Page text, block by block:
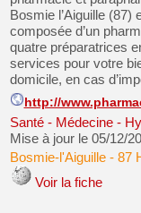
Bosmie l’Aiguille (87)
composée d’un
quatre préparatrices
services pour votre
domicile, en cas
http://
Santé - Médecine -
Mise à jour le 05/12/
Bosmie-l'Aiguille- 87
Voir la fiche